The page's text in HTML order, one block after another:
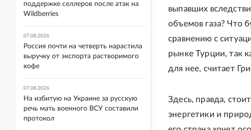
выпавших
объемов газа? Что
сравнению с
рынке Турции, так
для нее, считает
Здесь, правда,
энергетики и
поддержке селлеров после атак на
Wildberries
07.08.2026
Россия почти на четверть нарастила
выручку от экспорта растворимого
кофе
07.08.2026
На избитую на Украине за русскую
речь мать военного ВСУ составили
протокол